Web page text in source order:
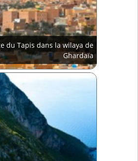
du Tapis dans la wilaya de
Ghardaïa